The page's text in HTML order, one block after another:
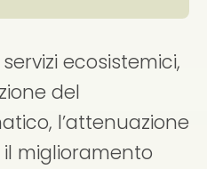
ecosistemici,
del
l’attenuazione
miglioramento